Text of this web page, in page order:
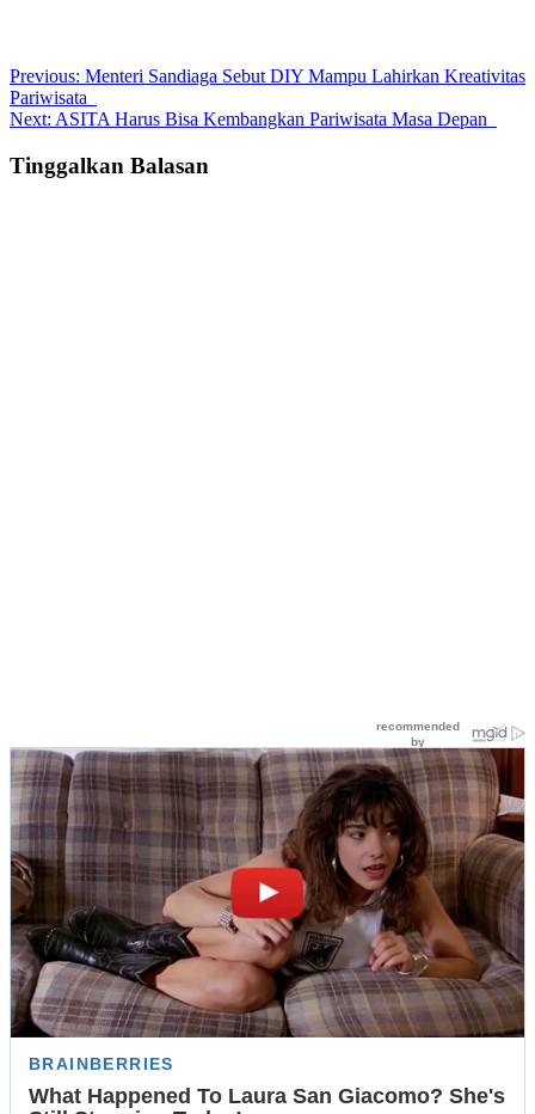
Post
navigation
Previous: Menteri Sandiaga Sebut DIY Mampu Lahirkan Kreativitas
Pariwisata
Next: ASITA Harus Bisa Kembangkan Pariwisata Masa Depan
Tinggalkan Balasan